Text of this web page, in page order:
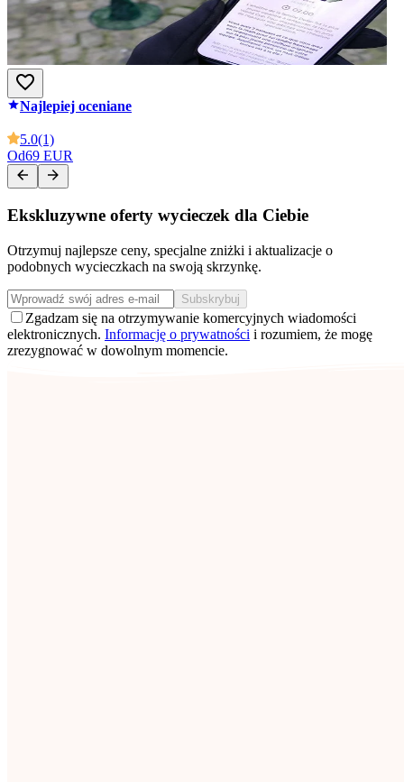
Najlepiej oceniane
5.0(1)
Od69 EUR
Ekskluzywne oferty wycieczek dla Ciebie
Otrzymuj najlepsze ceny, specjalne zniżki i aktualizacje o
podobnych wycieczkach na swoją skrzynkę.
Subskrybuj
Zgadzam się na otrzymywanie komercyjnych wiadomości
elektronicznych. Informację o prywatności i rozumiem, że mogę
zrezygnować w dowolnym momencie.